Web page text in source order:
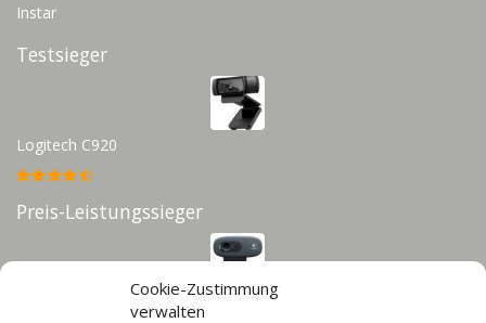
Cookie-Zustimmung
verwalten
Instar
Testsieger
Logitech C920
Preis-Leistungssieger